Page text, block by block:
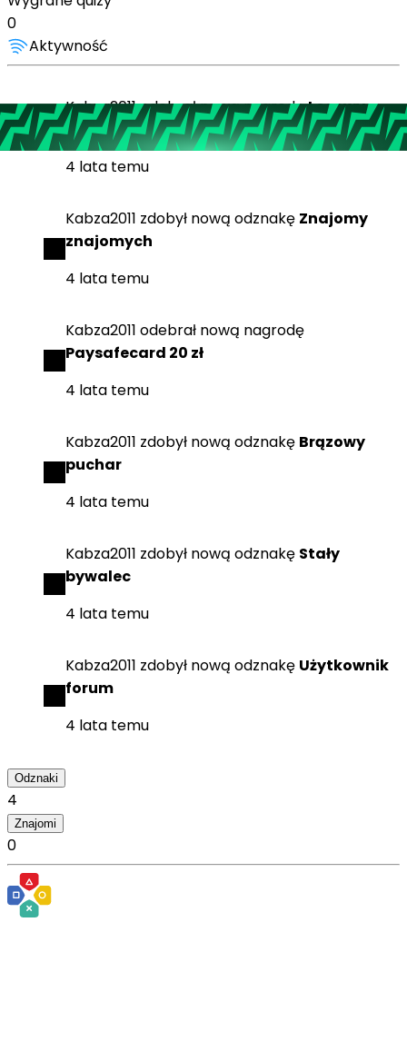
0
Aktywność
Kabza2011odebrałnową nagrodęLosowy
klucz STEAM
4 lata temu
Kabza2011 zdobył nową odznakę Znajomy
znajomych
4 lata temu
Kabza2011 odebrał nową nagrodę
Paysafecard 20 zł
4 lata temu
Kabza2011 zdobył nową odznakę Brązowy
puchar
4 lata temu
Kabza2011 zdobył nową odznakę Stały
bywalec
4 lata temu
Kabza2011 zdobył nową odznakę Użytkownik
forum
4 lata temu
Odznaki
4
Znajomi
0